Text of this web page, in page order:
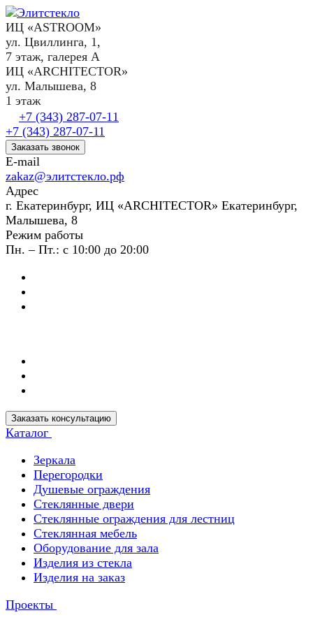
ИЦ «ASTROOM»
ул. Цвиллинга, 1,
7 этаж, галерея А
ИЦ «ARCHITECTOR»
ул. Малышева, 8
1 этаж
+7 (343) 287-07-11
+7 (343) 287-07-11
Заказать звонок
E-mail
zakaz@элитстекло.рф
Адрес
г. Екатеринбург, ИЦ «ARCHITECTOR» Екатеринбург,
Малышева, 8
Режим работы
Пн. – Пт.: с 10:00 до 20:00
Заказать консультацию
Каталог
Зеркала
Перегородки
Душевые ограждения
Стеклянные двери
Стеклянные ограждения для лестниц
Стеклянная мебель
Оборудование для зала
Изделия из стекла
Изделия на заказ
Проекты